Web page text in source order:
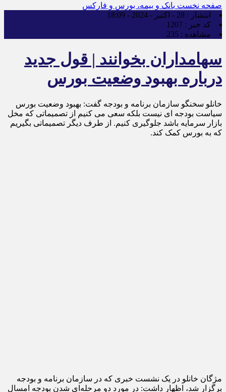
صفحه نخست بانک و بیمه، بورس و فارکس
انتشار : 28 - اکتبر - 2024 - 18:09
کد خبر : 1207
مشاهده : 235
سهامداران بخوانند | قول جدید
درباره بهبود وضعیت بورس
خانلو سخنگو سازمان برنامه و بودجه گفت: بهبود وضعیت بورس
سیاست بودجه ای نیست بلکه سعی می کنیم از تصمیماتی که مخل
بازار سرمایه باشد جلوگیری کنیم. از طرف دیگر تصمیماتی بگیریم
که به بورس کمک کند.
مژگان خانلو در یک نشست خبری که در سازمان برنامه و بودجه
برگزار شد، اظهار داشت: در مورد دو مرحله‌ای شدن بودجه امسال